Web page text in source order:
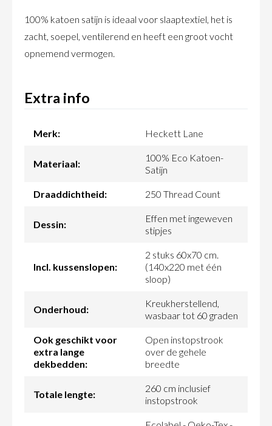
100% katoen satijn is ideaal voor slaaptextiel, het is
zacht, soepel, ventilerend en heeft een groot vocht
opnemend vermogen.
Extra info
Merk: Heckett Lane
Materiaal:
100% Eco Katoen-
Satijn
Draaddichtheid: 250 Thread Count
Dessin:
Effen met ingeweven
stipjes
Incl. kussenslopen:
2 stuks 60x70 cm.
(140x220 met één
sloop)
Onderhoud:
Kreukherstellend,
wasbaar tot 60 graden
Ook geschikt voor
extra lange
dekbedden:
Open instopstrook
over de gehele
breedte
Totale lengte:
260 cm inclusief
instopstrook